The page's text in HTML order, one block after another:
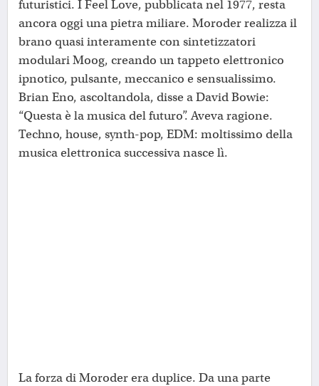
futuristici. I Feel Love, pubblicata nel 1977, resta
ancora oggi una pietra miliare. Moroder realizza il
brano quasi interamente con sintetizzatori
modulari Moog, creando un tappeto elettronico
ipnotico, pulsante, meccanico e sensualissimo.
Brian Eno, ascoltandola, disse a David Bowie:
“Questa è la musica del futuro”. Aveva ragione.
Techno, house, synth-pop, EDM: moltissimo della
musica elettronica successiva nasce lì.
La forza di Moroder era duplice. Da una parte